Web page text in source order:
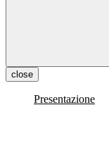
close
Presentazione